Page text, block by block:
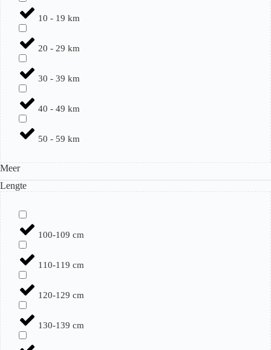
10 - 19 km
20 - 29 km
30 - 39 km
40 - 49 km
50 - 59 km
Meer
Lengte
100-109 cm
110-119 cm
120-129 cm
130-139 cm